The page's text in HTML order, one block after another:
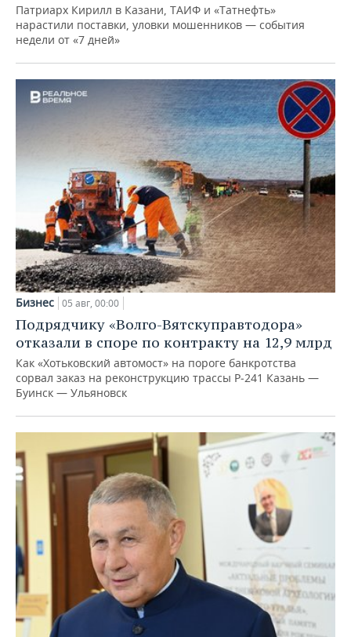
Патриарх Кирилл в Казани, ТАИФ и «Татнефть»
нарастили поставки, уловки мошенников — события
недели от «7 дней»
Бизнес 05 авг, 00:00
Подрядчику «Волго-Вятскуправтодора»
отказали в споре по контракту на 12,9 млрд
Как «Хотьковский автомост» на пороге банкротства
сорвал заказ на реконструкцию трассы Р‑241 Казань —
Буинск — Ульяновск